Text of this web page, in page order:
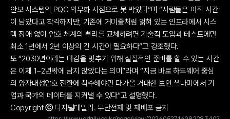
안보 시스템의 PQC 의무화 시점으로 못 박았다”며 “사람들은 아직 시간
이 남았다고 착각하지만, 기존에 거미줄처럼 얽혀 있는 인프라에서 시스
템 장애 없이 암호 체계의 뿌리를 교체하려면 기술적 도입과 테스트에만
최소 1년에서 2년 이상의 긴 시간이 필요하다”고 강조했다.
또 “2030년이라는 마감을 맞추기 위해 실질적인 준비를 할 수 있는 시간
은 이제 1~2년밖에 남지 않았다는 의미”라며 “지금 바로 하드웨어 중심
의 양자내성암호 전환에 착수해야만 다가올 거대한 보안 쓰나미에서 기
업과 국가의 데이터를 지켜낼 수 있다”고 설명했다.
Copyright ⓒ 디지털데일리. 무단전재 및 재배포 금지